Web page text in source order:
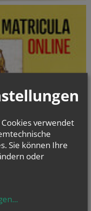
der jeweiligen
können online kostenlos
verwendet
Sie können Ihre
oder
...